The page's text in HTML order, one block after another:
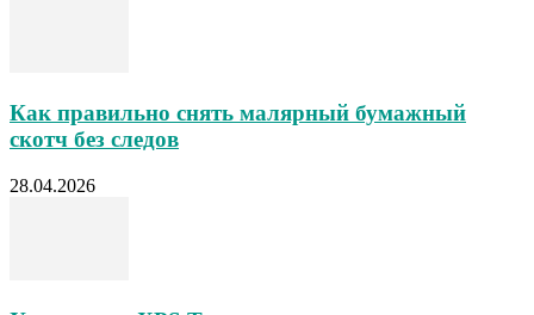
Как правильно снять малярный бумажный
скотч без следов
28.04.2026